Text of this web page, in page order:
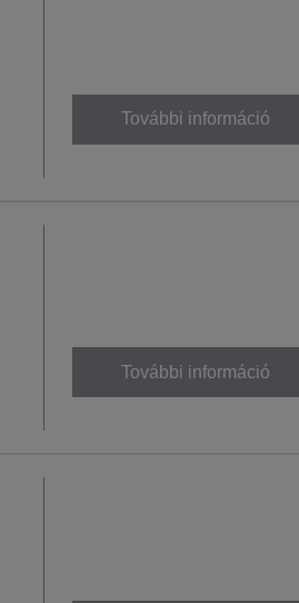
További információ
További információ